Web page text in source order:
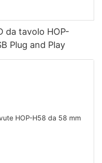
da tavolo HOP-
Plug and Play